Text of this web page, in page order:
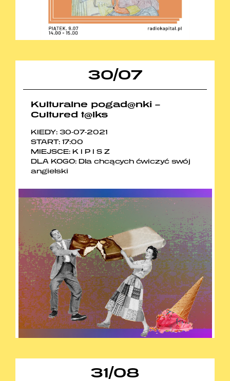
30/07
Kulturalne pogad@nki –
Cultured t@lks
KIEDY: 30-07-2021
START: 17:00
MIEJSCE: K I P I S Z
DLA KOGO: Dla chcących ćwiczyć swój
angielski
31/08